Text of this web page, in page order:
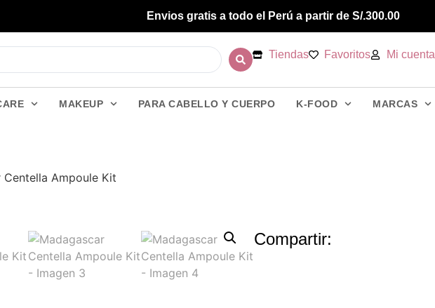
Envios gratis a todo el Perú a partir de S/.300.00
Tiendas Favoritos Mi cuenta
MAKEUP PARA CABELLO Y CUERPO K-FOOD MARCAS
Centella Ampoule Kit
Compartir: